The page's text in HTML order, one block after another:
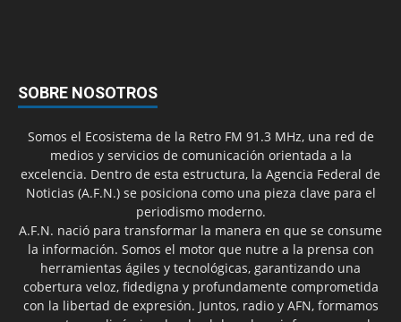
SOBRE NOSOTROS
Somos el Ecosistema de la Retro FM 91.3 MHz, una red de
medios y servicios de comunicación orientada a la
excelencia. Dentro de esta estructura, la Agencia Federal de
Noticias (A.F.N.) se posiciona como una pieza clave para el
periodismo moderno.
A.F.N. nació para transformar la manera en que se consume
la información. Somos el motor que nutre a la prensa con
herramientas ágiles y tecnológicas, garantizando una
cobertura veloz, fidedigna y profundamente comprometida
con la libertad de expresión. Juntos, radio y AFN, formamos